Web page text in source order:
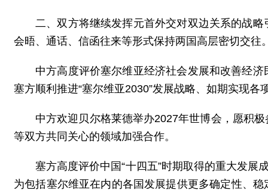
二、双方将继续发挥元首外交对双边关系的战
会晤、通话、信函往来等形式保持两国高层密切交往
中方高度评价塞尔维亚经济社会发展和改善经
塞方顺利推进“塞尔维亚2030”发展战略、如期实现
中方欢迎贝尔格莱德举办2027年世博会，愿积
等双方共同关心的领域加强合作。
塞方高度评价中国“十四五”时期取得的重大发展
为包括塞尔维亚在内的各国发展提供更多确定性、